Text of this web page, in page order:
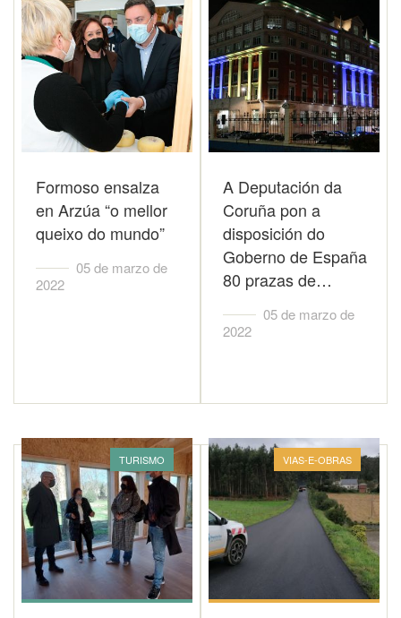
Formoso ensalza
en Arzúa “o mellor
queixo do mundo”
05 de marzo de
2022
A Deputación da
Coruña pon a
disposición do
Goberno de España
80 prazas de…
05 de marzo de
2022
TURISMO VIAS-E-OBRAS